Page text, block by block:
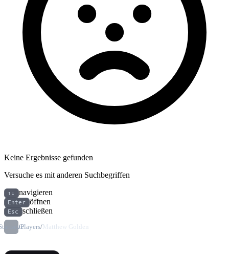
Keine Ergebnisse gefunden
Versuche es mit anderen Suchbegriffen
↑↓ navigieren
Enter öffnen
Esc schließen
/Players/Matthew Golden